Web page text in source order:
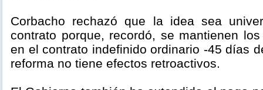
Corbacho rechazó que la idea sea
contrato porque, recordó, se mantienen
en el contrato indefinido ordinario -45 días
reforma no tiene efectos retroactivos.